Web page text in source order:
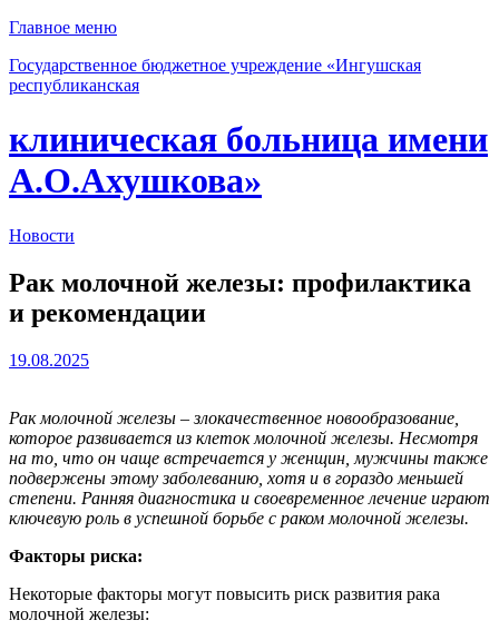
Главное меню
Государственное бюджетное учреждение «Ингушская
республиканская
клиническая больница имени
А.О.Ахушкова»
Новости
Рак молочной железы: профилактика
и рекомендации
19.08.2025
Рак молочной железы – злокачественное новообразование,
которое развивается из клеток молочной железы. Несмотря
на то, что он чаще встречается у женщин, мужчины также
подвержены этому заболеванию, хотя и в гораздо меньшей
степени. Ранняя диагностика и своевременное лечение играют
ключевую роль в успешной борьбе с раком молочной железы.
Факторы риска:
Некоторые факторы могут повысить риск развития рака
молочной железы: